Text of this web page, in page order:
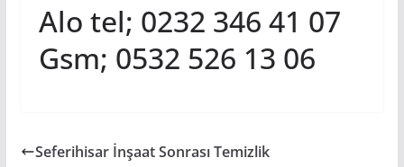
Alo tel; 0232 346 41 07
Gsm; 0532 526 13 06
Seferihisar İnşaat Sonrası Temizlik